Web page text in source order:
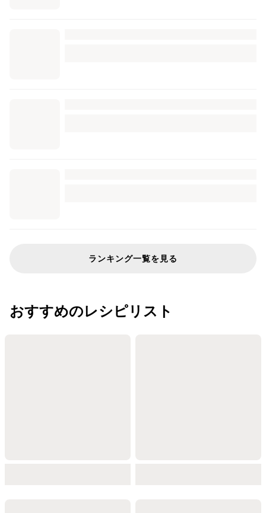
ランキング一覧を見る
おすすめのレシピリスト